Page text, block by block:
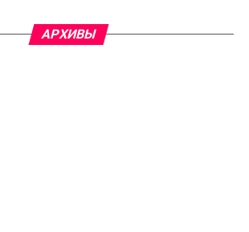
АРХИВЫ